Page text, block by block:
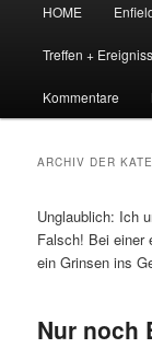
HOME
Treffen +
Kommentare
ARCHIV DER
Unglaublich: Ich
Falsch! Bei einer
ein Grinsen ins
Nur noch